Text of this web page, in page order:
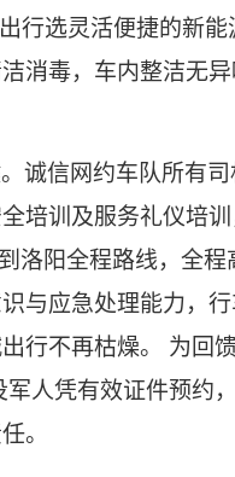
行选灵活便捷的新
消毒，车内整洁无
诚信网约车队所有
培训及服务礼仪培
洛阳全程路线，全
与应急处理能力，
行不再枯燥。 为回
军人凭有效证件预约
。